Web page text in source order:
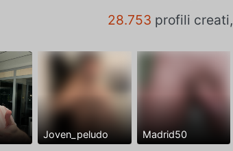
28.753 profili creati,
Joven_peludo Madrid50